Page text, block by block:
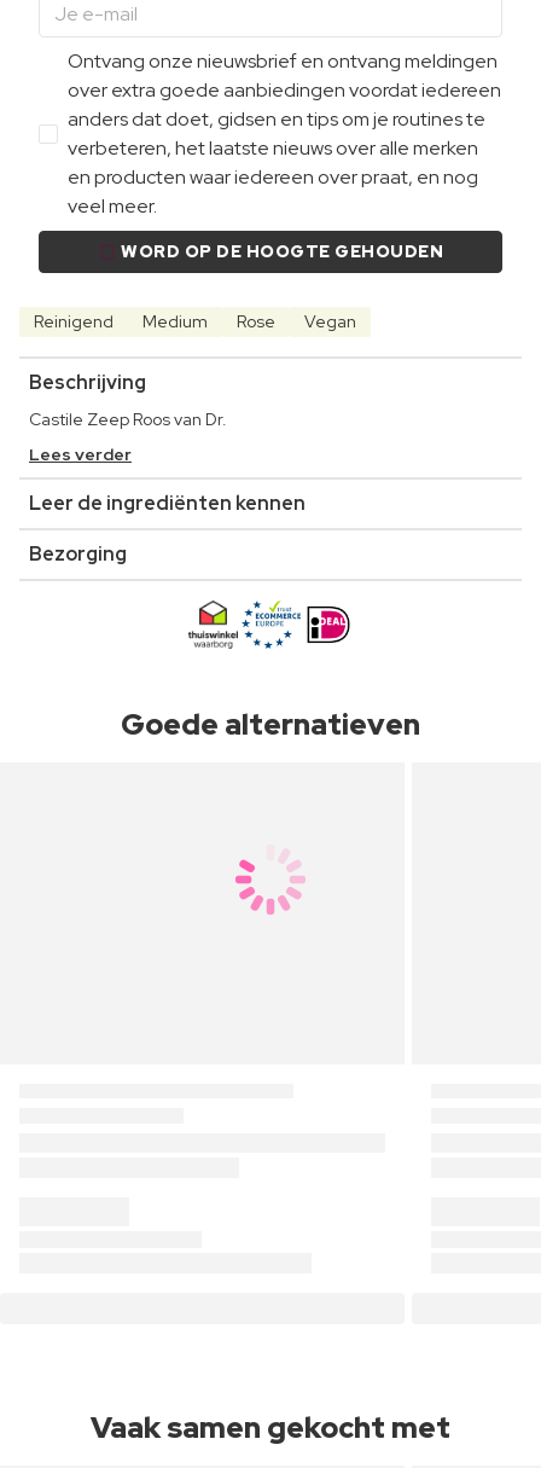
Ontvang onze nieuwsbrief en ontvang meldingen
over extra goede aanbiedingen voordat iedereen
anders dat doet, gidsen en tips om je routines te
verbeteren, het laatste nieuws over alle merken
en producten waar iedereen over praat, en nog
veel meer.
WORD OP DE HOOGTE GEHOUDEN
Reinigend Medium Rose Vegan
Beschrijving
Castile Zeep Roos van Dr.
Lees verder
Leer de ingrediënten kennen
Bezorging
Goede alternatieven
Vaak samen gekocht met